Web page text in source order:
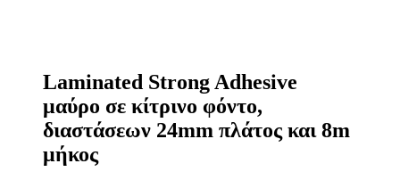
Laminated Strong Adhesive
μαύρο σε κίτρινο φόντο,
διαστάσεων 24mm πλάτος και 8m
μήκος